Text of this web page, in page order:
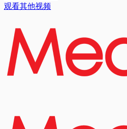
观看其他视频